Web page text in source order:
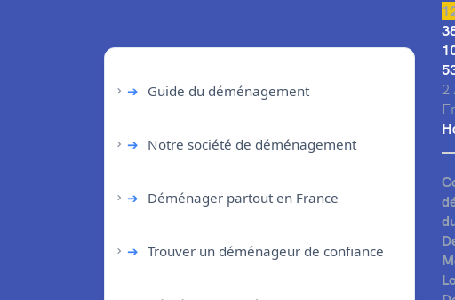
➔ Guide du déménagement
➔ Notre société de déménagement
➔ Déménager partout en France
➔ Trouver un déménageur de confiance
2